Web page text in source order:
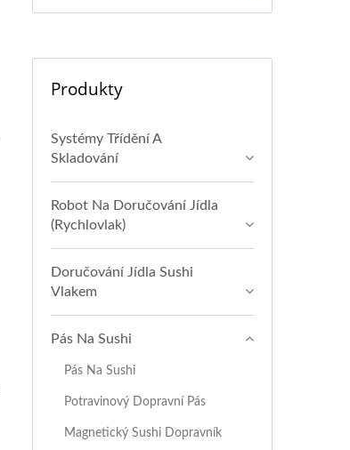
Produkty
Systémy Třídění A
Skladování
Robot Na Doručování Jídla
(rychlovlak)
Doručování Jídla Sushi
Vlakem
Pás Na Sushi
Pás Na Sushi
Potravinový Dopravní Pás
Magnetický Sushi Dopravník